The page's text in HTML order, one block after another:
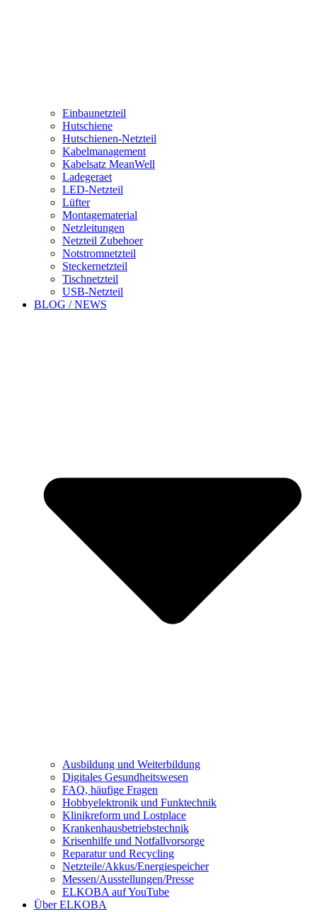
Einbaunetzteil
Hutschiene
Hutschienen-Netzteil
Kabelmanagement
Kabelsatz MeanWell
Ladegeraet
LED-Netzteil
Lüfter
Montagematerial
Netzleitungen
Netzteil Zubehoer
Notstromnetzteil
Steckernetzteil
Tischnetzteil
USB-Netzteil
BLOG / NEWS
Ausbildung und Weiterbildung
Digitales Gesundheitswesen
FAQ, häufige Fragen
Hobbyelektronik und Funktechnik
Klinikreform und Lostplace
Krankenhausbetriebstechnik
Krisenhilfe und Notfallvorsorge
Reparatur und Recycling
Netzteile/Akkus/Energiespeicher
Messen/Ausstellungen/Presse
ELKOBA auf YouTube
Über ELKOBA